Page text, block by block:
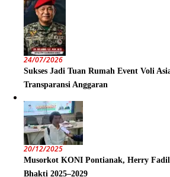
24/07/2026
Sukses Jadi Tuan Rumah Event Voli
Transparansi Anggaran
20/12/2025
Musorkot KONI Pontianak, Herry
Bhakti 2025–2029